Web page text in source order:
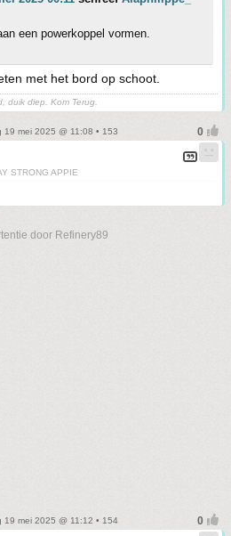
een powerkoppel vormen.
met het bord op schoot.
duik diep. Kom Terug.
19 mei 2025 @ 11:08 • 153
STRONG APPIE
door Refinery89
19 mei 2025 @ 11:12 • 154